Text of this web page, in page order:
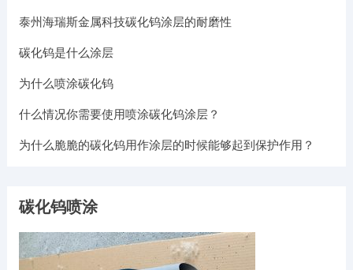
泰州海瑞斯金属科技碳化钨涂层的耐磨性
碳化钨是什么涂层
为什么喷涂碳化钨
什么情况你需要使用喷涂碳化钨涂层？
为什么脆脆的碳化钨用作涂层的时候能够起到保护作用？
碳化钨喷涂